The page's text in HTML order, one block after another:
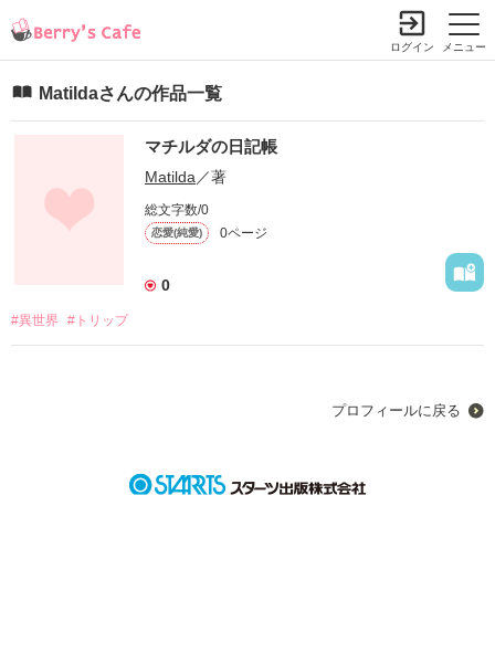
メニュー
ログイン
Matildaさんの作品一覧
マチルダの日記帳
Matilda ／著
総文字数/0
恋愛(純愛) 0ページ
0
#異世界 #トリップ
プロフィールに戻る